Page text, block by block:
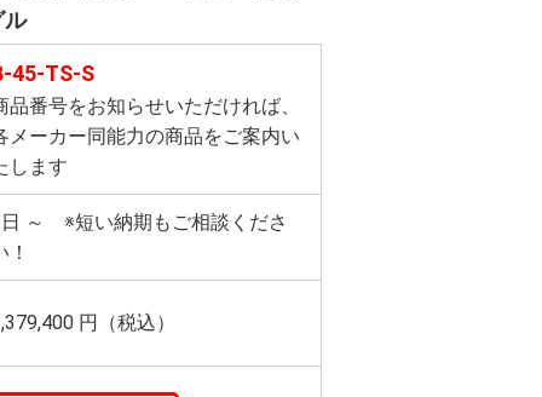
45-TS-S
品番号をお知らせいただければ、
メーカー同能力の商品をご案内い
します
～ ※短い納期もご相談くださ
！
円（税込）